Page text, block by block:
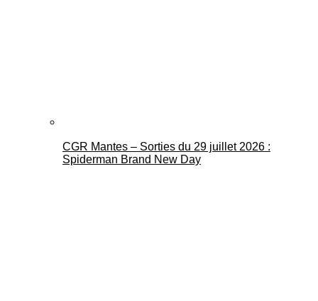
CGR Mantes – Sorties du 29 juillet 2026 :
Spiderman Brand New Day